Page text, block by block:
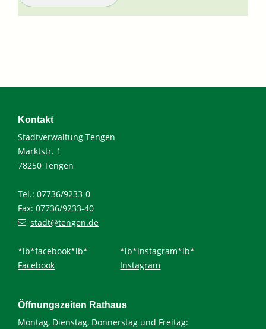
Kontakt
Stadtverwaltung Tengen
Marktstr. 1
78250 Tengen
Tel.: 07736/9233-0
Fax: 07736/9233-40
stadt@tengen.de
*ib*facebook*ib*
Facebook
*ib*instagram*ib*
Instagram
Öffnungszeiten Rathaus
Montag, Dienstag, Donnerstag und Freitag: